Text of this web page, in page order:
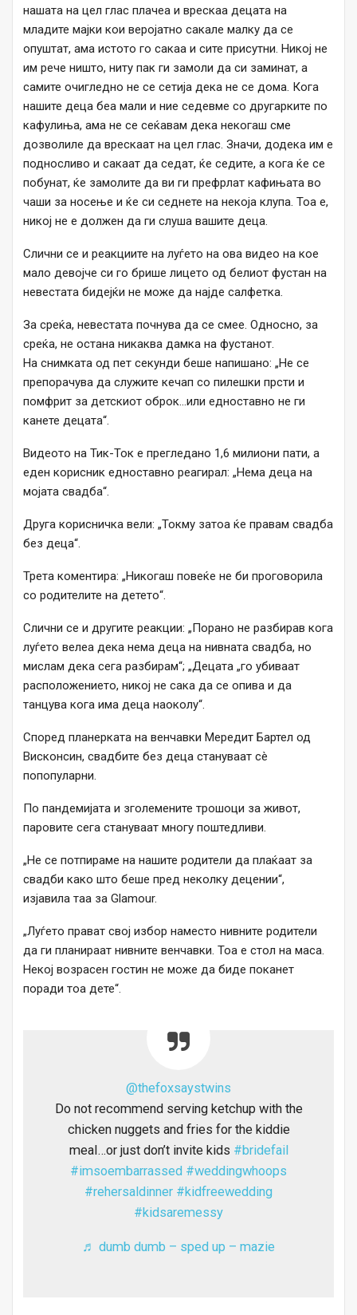
нашата на цел глас плачеа и врескаа децата на
младите мајки кои веројатно сакале малку да се
опуштат, ама истото го сакаа и сите присутни. Никој не
им рече ништо, ниту пак ги замоли да си заминат, а
самите очигледно не се сетија дека не се дома. Кога
нашите деца беа мали и ние седевме со другарките по
кафулиња, ама не се сеќавам дека некогаш сме
дозволиле да врескаат на цел глас. Значи, додека им е
подносливо и сакаат да седат, ќе седите, а кога ќе се
побунат, ќе замолите да ви ги префрлат кафињата во
чаши за носење и ќе си седнете на некоја клупа. Тоа е,
никој не е должен да ги слуша вашите деца.
Слични се и реакциите на луѓето на ова видео на кое
мало девојче си го брише лицето од белиот фустан на
невестата бидејќи не може да најде салфетка.
За среќа, невестата почнува да се смее. Односно, за
среќа, не остана никаква дамка на фустанот.
На снимката од пет секунди беше напишано: „Не се
препорачува да служите кечап со пилешки прсти и
помфрит за детскиот оброк…или едноставно не ги
канете децата“.
Видеото на Тик-Ток е прегледано 1,6 милиони пати, а
еден корисник едноставно реагирал: „Нема деца на
мојата свадба“.
Друга корисничка вели: „Токму затоа ќе правам свадба
без деца“.
Трета коментира: „Никогаш повеќе не би проговорила
со родителите на детето“.
Слични се и другите реакции: „Порано не разбирав кога
луѓето велеа дека нема деца на нивната свадба, но
мислам дека сега разбирам“; „Децата „го убиваат
расположението, никој не сака да се опива и да
танцува кога има деца наоколу“.
Според планерката на венчавки Мередит Бартел од
Висконсин, свадбите без деца стануваат сè
попопуларни.
По пандемијата и зголемените трошоци за живот,
паровите сега стануваат многу поштедливи.
„Не се потпираме на нашите родители да плаќаат за
свадби како што беше пред неколку децении“,
изјавила таа за Glamour.
„Луѓето прават свој избор наместо нивните родители
да ги планираат нивните венчавки. Тоа е стол на маса.
Некој возрасен гостин не може да биде поканет
поради тоа дете“.
@thefoxsaystwins
Do not recommend serving ketchup with the
chicken nuggets and fries for the kiddie
meal…or just don’t invite kids #bridefail
#imsoembarrassed #weddingwhoops
#rehersaldinner #kidfreewedding
#kidsaremessy
♬ dumb dumb – sped up – mazie